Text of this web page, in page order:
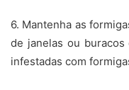
6. Mantenha as
de janelas ou
infestadas com